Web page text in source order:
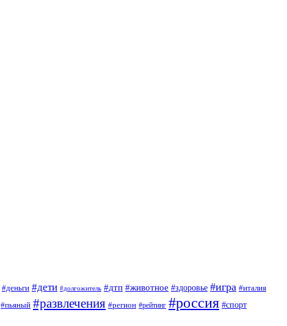
#деньги #дети #долгожитель #дтп #животное #здоровье #игра #италия
#пьяный #развлечения #регион #рейтинг #россия #спорт